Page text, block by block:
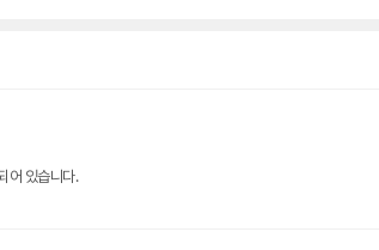
어 있습니다.